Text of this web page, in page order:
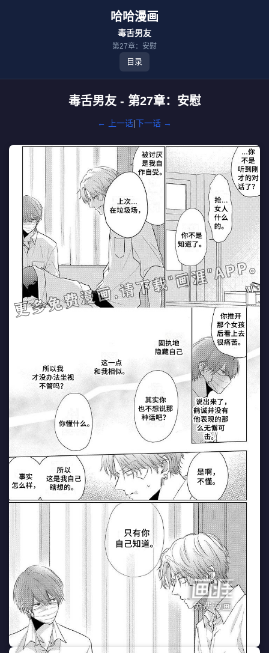
哈哈漫画
毒舌男友
第27章：安慰
目录
毒舌男友 - 第27章：安慰
← 上一话|下一话 →